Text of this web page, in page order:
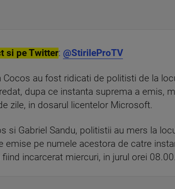
si pe Twitter: @StirileProTV
Cocos au fost ridicati de politisti de la
dupa ce instanta suprema a emis,
zile, in dosarul licentelor Microsoft.
si Gabriel Sandu, politistii au mers la
emise pe numele acestora de catre
incarcerat miercuri, in jurul orei 08.00.